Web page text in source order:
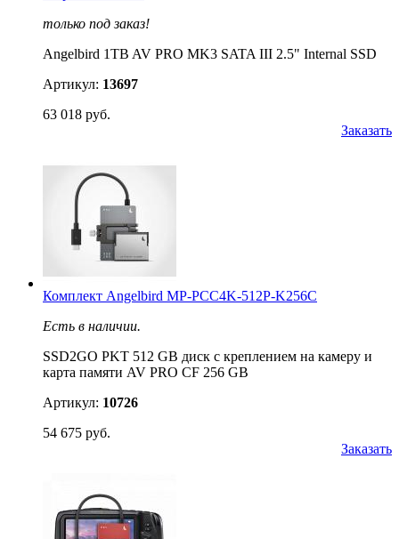
только под заказ!
Angelbird 1TB AV PRO MK3 SATA III 2.5" Internal SSD
Артикул: 13697
63 018 руб.
Заказать
Комплект Angelbird MP-PCC4K-512P-K256C
Есть в наличии.
SSD2GO PKT 512 GB диск с креплением на камеру и
карта памяти AV PRO CF 256 GB
Артикул: 10726
54 675 руб.
Заказать